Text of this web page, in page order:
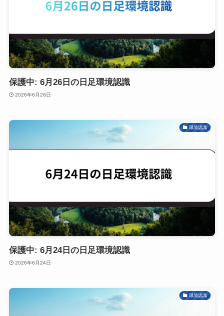
保護中: 6月26日の日足環境認識
2026年6月26日
環境認識
保護中: 6月24日の日足環境認識
2026年6月24日
環境認識